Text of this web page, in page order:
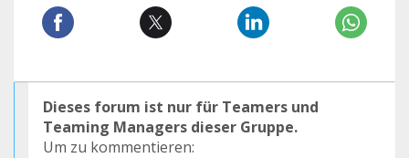
Dieses forum ist nur für Teamers und
Teaming Managers dieser Gruppe.
Um zu kommentieren: